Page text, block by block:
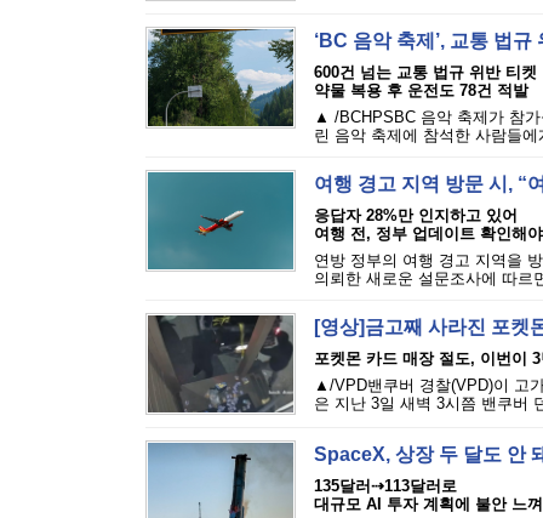
‘BC 음악 축제’, 교통 법
600건 넘는 교통 법규 위반 티켓
약물 복용 후 운전도 78건 적발
▲ /BCHPSBC 음악 축제가 참
린 음악 축제에 참석한 사람들
여행 경고 지역 방문 시, “
응답자 28%만 인지하고 있어
여행 전, 정부 업데이트 확인해야
연방 정부의 여행 경고 지역을
의뢰한 새로운 설문조사에 따르
[영상]금고째 사라진 포켓
포켓몬 카드 매장 절도, 이번이
▲/VPD밴쿠버 경찰(VPD)이 고
은 지난 3일 새벽 3시쯤 밴쿠버
SpaceX, 상장 두 달도 안
135달러⇢113달러로
대규모 AI 투자 계획에 불안 느껴